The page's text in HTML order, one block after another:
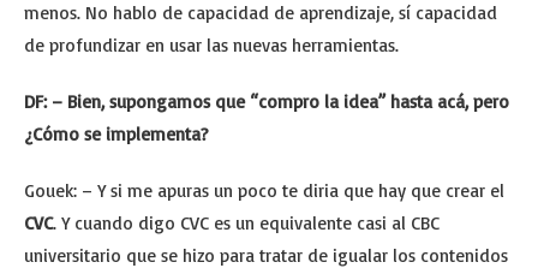
menos. No hablo de capacidad de aprendizaje, sí capacidad
de profundizar en usar las nuevas herramientas.
DF: – Bien, supongamos que “compro la idea” hasta acá, pero
¿Cómo se implementa?
Gouek: – Y si me apuras un poco te diria que hay que crear el
CVC. Y cuando digo CVC es un equivalente casi al CBC
universitario que se hizo para tratar de igualar los contenidos